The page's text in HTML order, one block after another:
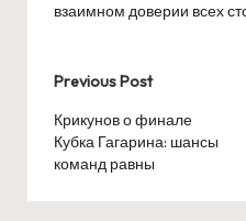
взаимном доверии всех
Post
navigation
Previous Post
Крикунов о финале
Кубка Гагарина: шансы
команд равны